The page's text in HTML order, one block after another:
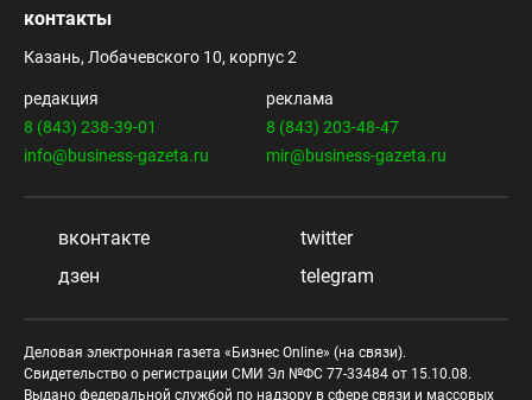
контакты
Казань, Лобачевского 10, корпус 2
редакция
8 (843) 238-39-01
info@business-gazeta.ru
реклама
8 (843) 203-48-47
mir@business-gazeta.ru
вконтакте
twitter
дзен
telegram
Деловая электронная газета «Бизнес Online» (на связи).
Свидетельство о регистрации СМИ Эл №ФС 77-33484 от 15.10.08.
Выдано федеральной службой по надзору в сфере связи и массовых